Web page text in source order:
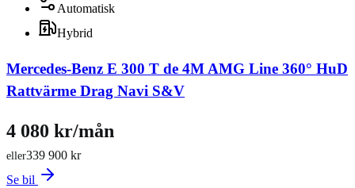
Automatisk
Hybrid
Mercedes-Benz E 300 T de 4M AMG Line 360° HuD
Rattvärme Drag Navi S&V
339 900 kr
eller
4 080 kr/mån
Se bil